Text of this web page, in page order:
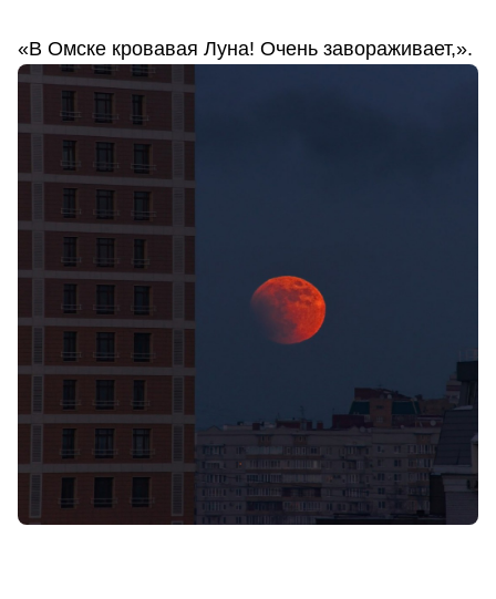
«В Омске кровавая Луна! Очень завораживает,».